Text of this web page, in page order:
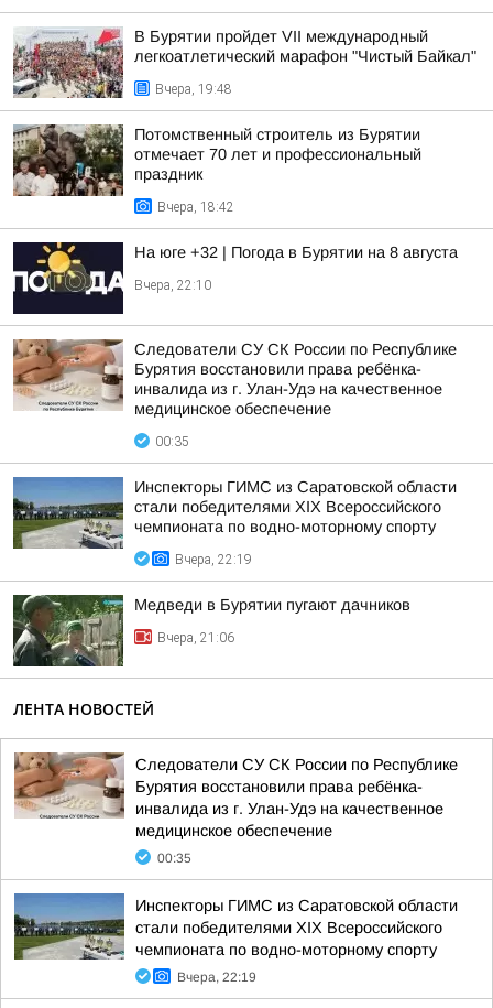
В Бурятии пройдет VII международный
легкоатлетический марафон "Чистый Байкал"
Вчера, 19:48
Потомственный строитель из Бурятии
отмечает 70 лет и профессиональный
праздник
Вчера, 18:42
На юге +32 | Погода в Бурятии на 8 августа
Вчера, 22:10
Следователи СУ СК России по Республике
Бурятия восстановили права ребёнка-
инвалида из г. Улан-Удэ на качественное
медицинское обеспечение
00:35
Инспекторы ГИМС из Саратовской области
стали победителями XIX Всероссийского
чемпионата по водно-моторному спорту
Вчера, 22:19
Медведи в Бурятии пугают дачников
Вчера, 21:06
ЛЕНТА НОВОСТЕЙ
Следователи СУ СК России по Республике
Бурятия восстановили права ребёнка-
инвалида из г. Улан-Удэ на качественное
медицинское обеспечение
00:35
Инспекторы ГИМС из Саратовской области
стали победителями XIX Всероссийского
чемпионата по водно-моторному спорту
Вчера, 22:19